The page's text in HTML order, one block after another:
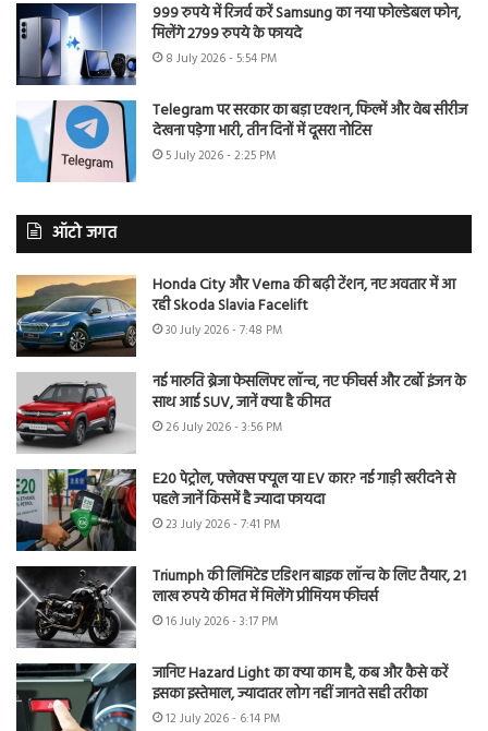
999 रुपये में रिजर्व करें Samsung का नया फोल्डेबल फोन,
मिलेंगे 2799 रुपये के फायदे
8 July 2026 - 5:54 PM
Telegram पर सरकार का बड़ा एक्शन, फिल्में और वेब सीरीज
देखना पड़ेगा भारी, तीन दिनों में दूसरा नोटिस
5 July 2026 - 2:25 PM
ऑटो जगत
Honda City और Verna की बढ़ी टेंशन, नए अवतार में आ
रही Skoda Slavia Facelift
30 July 2026 - 7:48 PM
नई मारुति ब्रेजा फेसलिफ्ट लॉन्च, नए फीचर्स और टर्बो इंजन के
साथ आई SUV, जानें क्या है कीमत
26 July 2026 - 3:56 PM
E20 पेट्रोल, फ्लेक्स फ्यूल या EV कार? नई गाड़ी खरीदने से
पहले जानें किसमें है ज्यादा फायदा
23 July 2026 - 7:41 PM
Triumph की लिमिटेड एडिशन बाइक लॉन्च के लिए तैयार, 21
लाख रुपये कीमत में मिलेंगे प्रीमियम फीचर्स
16 July 2026 - 3:17 PM
जानिए Hazard Light का क्या काम है, कब और कैसे करें
इसका इस्तेमाल, ज्यादातर लोग नहीं जानते सही तरीका
12 July 2026 - 6:14 PM